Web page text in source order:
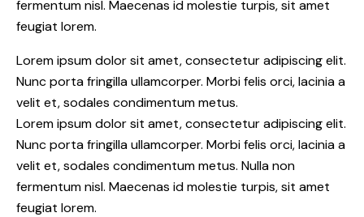
fermentum nisl. Maecenas id molestie turpis, sit amet
feugiat lorem.
Lorem ipsum dolor sit amet, consectetur adipiscing elit.
Nunc porta fringilla ullamcorper. Morbi felis orci, lacinia a
velit et, sodales condimentum metus.
Lorem ipsum dolor sit amet, consectetur adipiscing elit.
Nunc porta fringilla ullamcorper. Morbi felis orci, lacinia a
velit et, sodales condimentum metus. Nulla non
fermentum nisl. Maecenas id molestie turpis, sit amet
feugiat lorem.